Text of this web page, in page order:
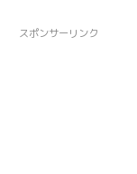
スポンサーリンク